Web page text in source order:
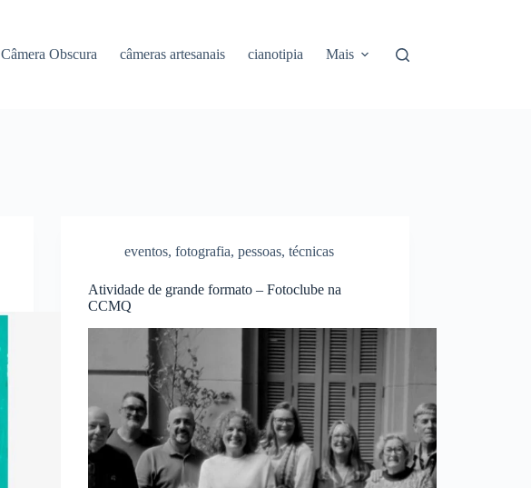
Câmera Obscura câmeras artesanais cianotipia Mais
eventos,fotografia,pessoas,técnicas
Atividade de grande formato – Fotoclube na
CCMQ